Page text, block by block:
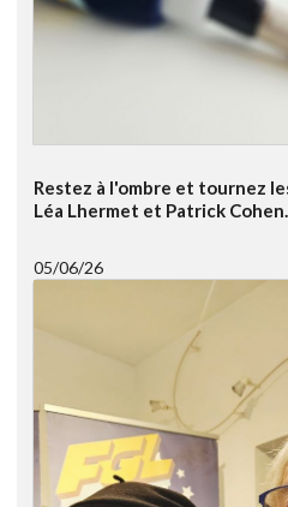
Restez à l'ombre et tournez
Léa Lhermet et Patrick
05/06/26